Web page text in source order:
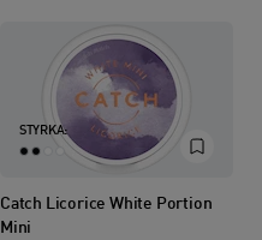
STYRKA:
Catch Licorice White Portion
Mini